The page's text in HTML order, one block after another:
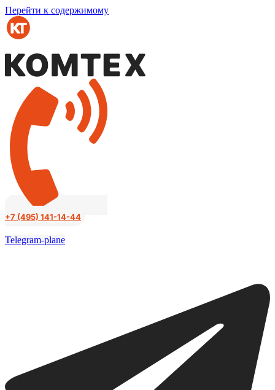
Перейти к содержимому
+7 (495) 141-14-44
Telegram-plane